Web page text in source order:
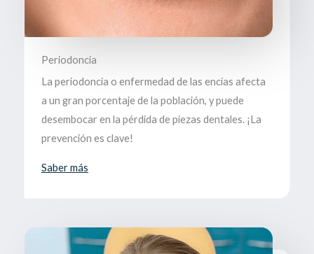
Periodoncia
La periodoncia o enfermedad de las encías afecta
a un gran porcentaje de la población, y puede
desembocar en la pérdida de piezas dentales. ¡La
prevención es clave!
Saber más